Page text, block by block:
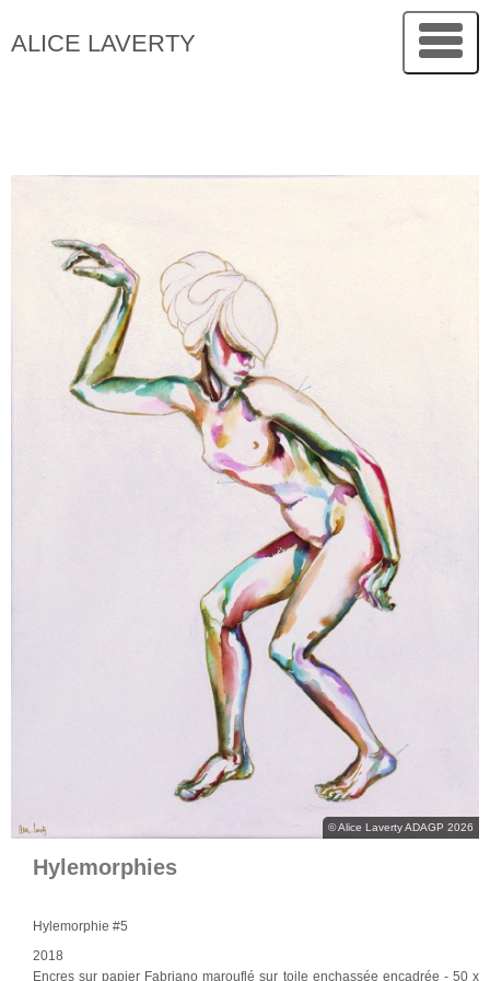
ALICE LAVERTY
© Alice Laverty ADAGP 2026
Hylemorphies
Hylemorphie #5
2018
Encres sur papier Fabriano marouflé sur toile enchassée encadrée - 50 x